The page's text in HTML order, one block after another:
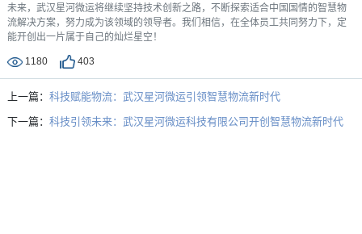
未来，武汉星河微运将继续坚持技术创新之路，不断探索适合中国国情的智慧物
流解决方案，努力成为该领域的领导者。我们相信，在全体员工共同努力下，定
能开创出一片属于自己的灿烂星空！
1180 403
上一篇： 科技赋能物流：武汉星河微运引领智慧物流新时代
下一篇： 科技引领未来：武汉星河微运科技有限公司开创智慧物流新时代